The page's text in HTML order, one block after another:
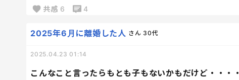
共感 6 4
こんなこと言ったらもとも子もないかもだけど・・・・
2025年6月に離婚した人 さん 30代
2025.04.23 01:14